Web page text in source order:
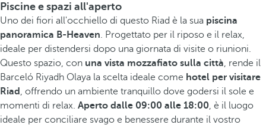
Piscine e spazi all'aperto
Uno dei fiori all'occhiello di questo Riad è la sua piscina
panoramica B-Heaven. Progettato per il riposo e il relax,
ideale per distendersi dopo una giornata di visite o riunioni.
Questo spazio, con una vista mozzafiato sulla città, rende il
Barceló Riyadh Olaya la scelta ideale come hotel per visitare
Riad , offrendo un ambiente tranquillo dove godersi il sole e
momenti di relax. Aperto dalle 09:00 alle 18:00, è il luogo
ideale per conciliare svago e benessere durante il vostro